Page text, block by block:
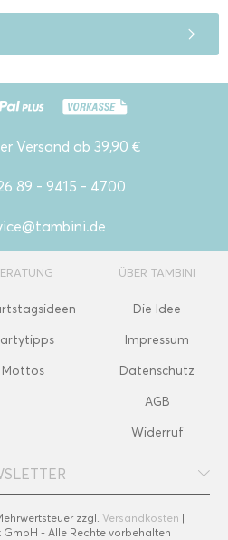
Versand ab 39,90 €
89 - 9415 - 4700
Mottos
ÜBER TAMBINI
Die Idee
Impressum
Datenschutz
AGB
Widerruf
zzgl. Versandkosten |
GmbH - Alle Rechte vorbehalten